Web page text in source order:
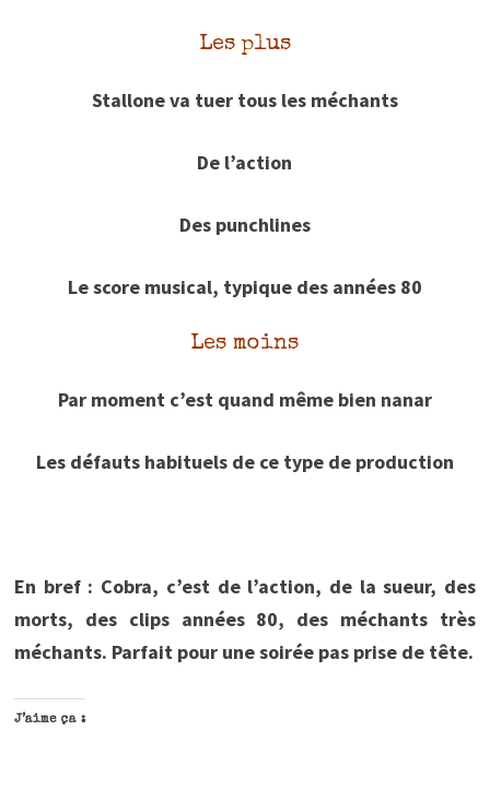
Les plus
Stallone va tuer tous les méchants
De l’action
Des punchlines
Le score musical, typique des années 80
Les moins
Par moment c’est quand même bien nanar
Les défauts habituels de ce type de production
En bref : Cobra, c’est de l’action, de la sueur, des
morts, des clips années 80, des méchants très
méchants. Parfait pour une soirée pas prise de tête.
J’aime ça :